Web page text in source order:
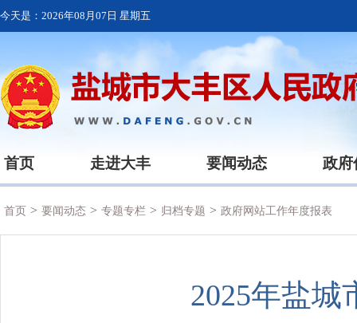
今天是： 2026年08月07日 星期五
首页 走进大丰 要闻动态 政府
首页 > 要闻动态 > 专题专栏 > 归档专题 > 政府网站工作年度报表
2025年盐